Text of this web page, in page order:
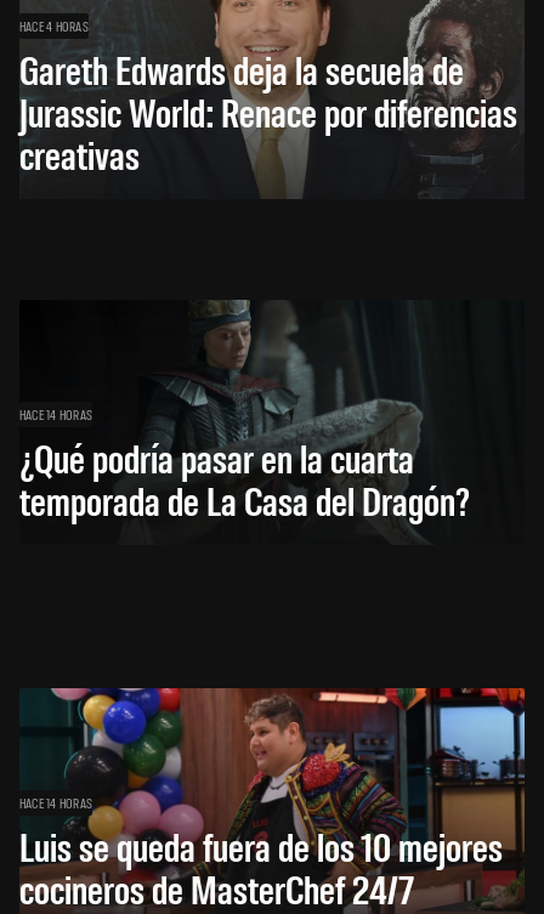
HACE 4 HORAS
Gareth Edwards deja la secuela de
Jurassic World: Renace por diferencias
creativas
HACE 14 HORAS
¿Qué podría pasar en la cuarta
temporada de La Casa del Dragón?
HACE 14 HORAS
Luis se queda fuera de los 10 mejores
cocineros de MasterChef 24/7